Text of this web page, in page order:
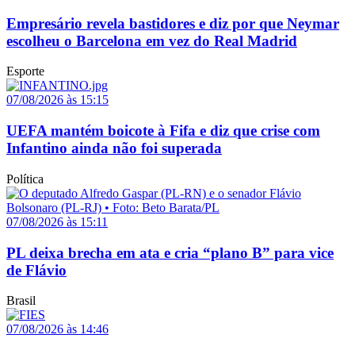
Empresário revela bastidores e diz por que Neymar
escolheu o Barcelona em vez do Real Madrid
Esporte
07/08/2026 às 15:15
UEFA mantém boicote à Fifa e diz que crise com
Infantino ainda não foi superada
Política
07/08/2026 às 15:11
PL deixa brecha em ata e cria “plano B” para vice
de Flávio
Brasil
07/08/2026 às 14:46